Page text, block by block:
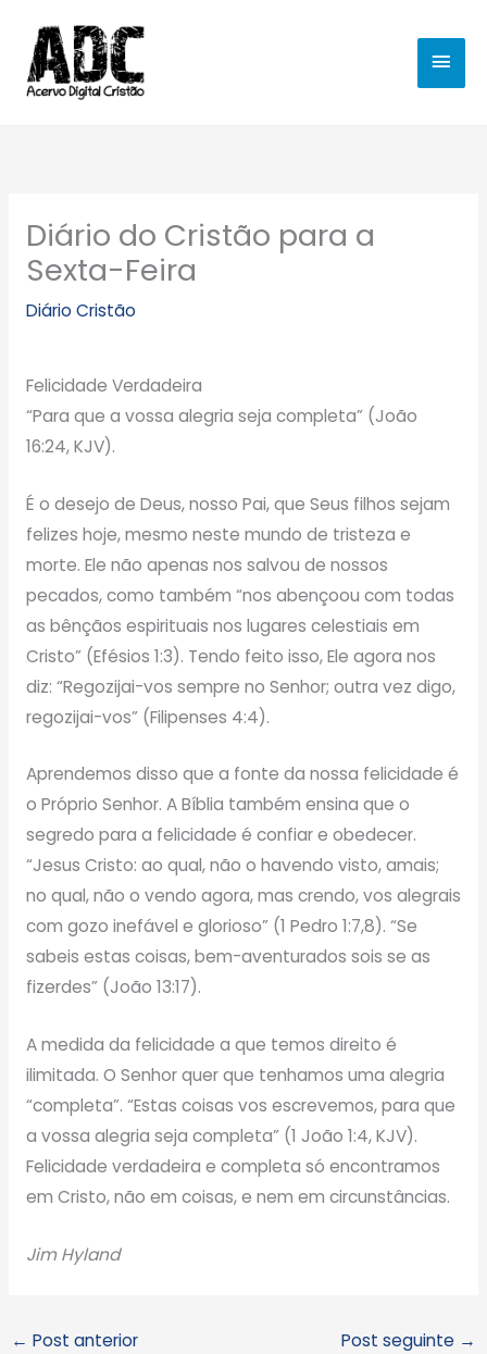
para
conteúdo
Diário do Cristão para a
Sexta-Feira
Diário Cristão
Felicidade Verdadeira
“Para que a vossa alegria seja completa” (João
16:24, KJV).
É o desejo de Deus, nosso Pai, que Seus filhos sejam
felizes hoje, mesmo neste mundo de tristeza e
morte. Ele não apenas nos salvou de nossos
pecados, como também “nos abençoou com todas
as bênçãos espirituais nos lugares celestiais em
Cristo” (Efésios 1:3). Tendo feito isso, Ele agora nos
diz: “Regozijai-vos sempre no Senhor; outra vez digo,
regozijai-vos” (Filipenses 4:4).
Aprendemos disso que a fonte da nossa felicidade é
o Próprio Senhor. A Bíblia também ensina que o
segredo para a felicidade é confiar e obedecer.
“Jesus Cristo: ao qual, não o havendo visto, amais;
no qual, não o vendo agora, mas crendo, vos alegrais
com gozo inefável e glorioso” (1 Pedro 1:7,8). “Se
sabeis estas coisas, bem-aventurados sois se as
fizerdes” (João 13:17).
A medida da felicidade a que temos direito é
ilimitada. O Senhor quer que tenhamos uma alegria
“completa”. “Estas coisas vos escrevemos, para que
a vossa alegria seja completa” (1 João 1:4, KJV).
Felicidade verdadeira e completa só encontramos
em Cristo, não em coisas, e nem em circunstâncias.
Jim Hyland
← Post anterior Post seguinte →